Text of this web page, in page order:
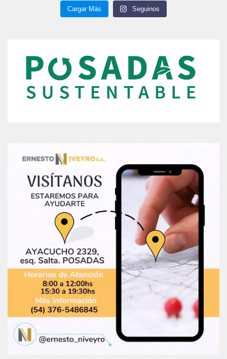
Cargar Más Seguinos